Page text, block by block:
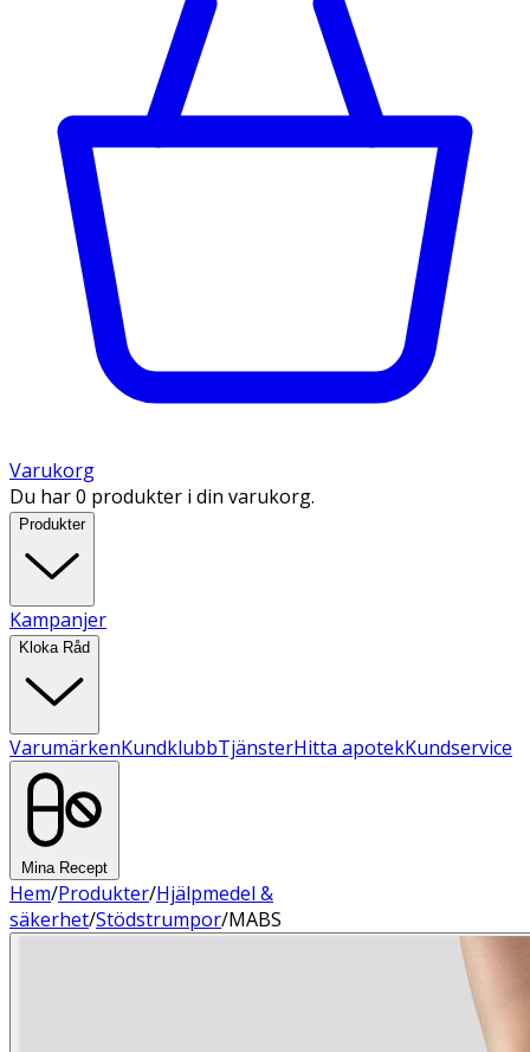
Varukorg
Du har 0 produkter i din varukorg.
Produkter
Kampanjer
Kloka Råd
VarumärkenKundklubbTjänsterHitta apotekKundservice
Mina Recept
Hem/Produkter/Hjälpmedel &
säkerhet/Stödstrumpor/MABS